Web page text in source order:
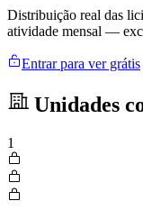
Distribuição real das
atividade mensal —
Entrar para ver grátis
Unidades
1